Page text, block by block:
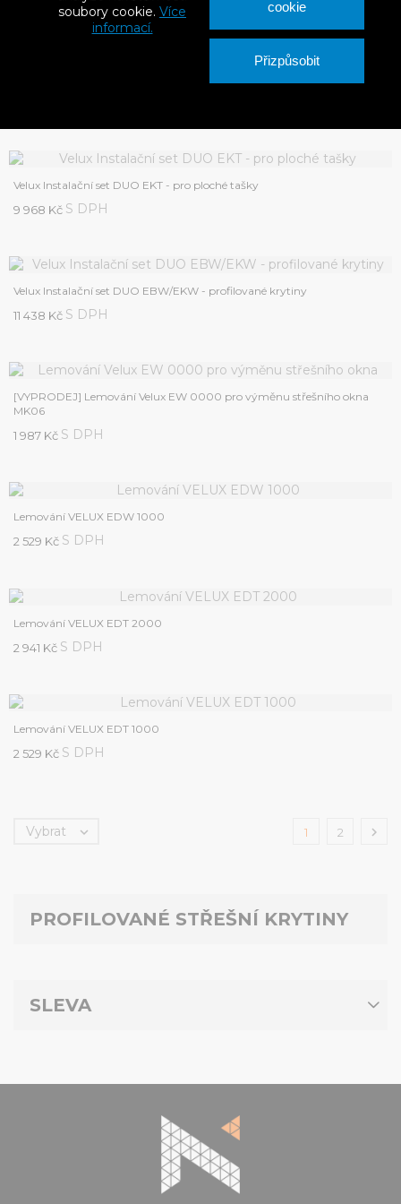
soubory cookie. Více
informací.
cookie
Přizpůsobit
PROFILOVANÉ STŘEŠNÍ KRYTINY
SLEVA
Velux Instalační set DUO EKT - pro ploché tašky
9 968 Kč S DPH
Velux Instalační set DUO EBW/EKW - profilované krytiny
11 438 Kč S DPH
[VYPRODEJ] Lemování Velux EW 0000 pro výměnu střešního okna
MK06
1 987 Kč S DPH
Lemování VELUX EDW 1000
2 529 Kč S DPH
Lemování VELUX EDT 2000
2 941 Kč S DPH
Lemování VELUX EDT 1000
2 529 Kč S DPH
Vybrat  1 2 